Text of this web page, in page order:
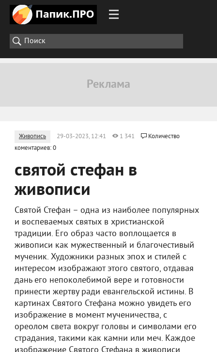
Живопись 29-03-2023, 12:41 1 341
Количество
коментариев: 0
святой стефан в
живописи
Святой Стефан – одна из наиболее популярных
и воспеваемых святых в христианской
традиции. Его образ часто воплощается в
живописи как мужественный и благочестивый
мученик. Художники разных эпох и стилей с
интересом изображают этого святого, отдавая
дань его непоколебимой вере и готовности
принести жертву ради евангельской истины. В
картинах Святого Стефана можно увидеть его
изображение в момент мученичества, с
ореолом света вокруг головы и символами его
страдания, такими как камни или меч. Каждое